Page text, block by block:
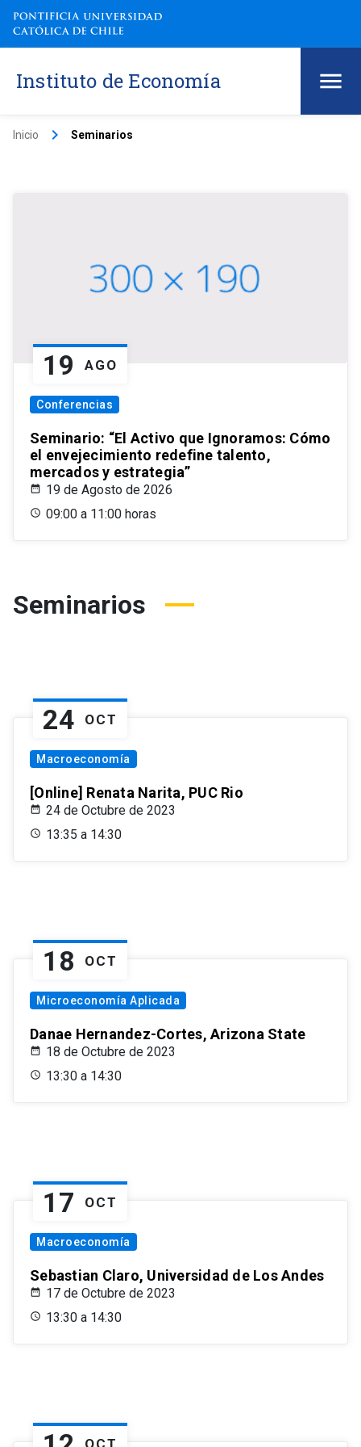
Instituto de Economía
Inicio keyboard_arrow_right Seminarios
19 AGO
Conferencias
Seminario: “El Activo que Ignoramos: Cómo
el envejecimiento redefine talento,
mercados y estrategia”
19 de Agosto de 2026
09:00 a 11:00 horas
Seminarios
24 OCT
Macroeconomía
[Online] Renata Narita, PUC Rio
24 de Octubre de 2023
13:35 a 14:30
18 OCT
Microeconomía Aplicada
Danae Hernandez-Cortes, Arizona State
18 de Octubre de 2023
13:30 a 14:30
17 OCT
Macroeconomía
Sebastian Claro, Universidad de Los Andes
17 de Octubre de 2023
13:30 a 14:30